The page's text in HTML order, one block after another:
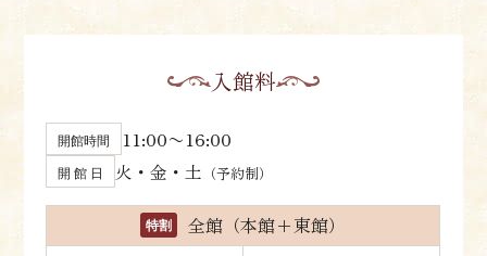
入館料
開館時間 11:00〜16:00
開 館 日 火・金・土 （予約制）
特割 全館（本館+東館）